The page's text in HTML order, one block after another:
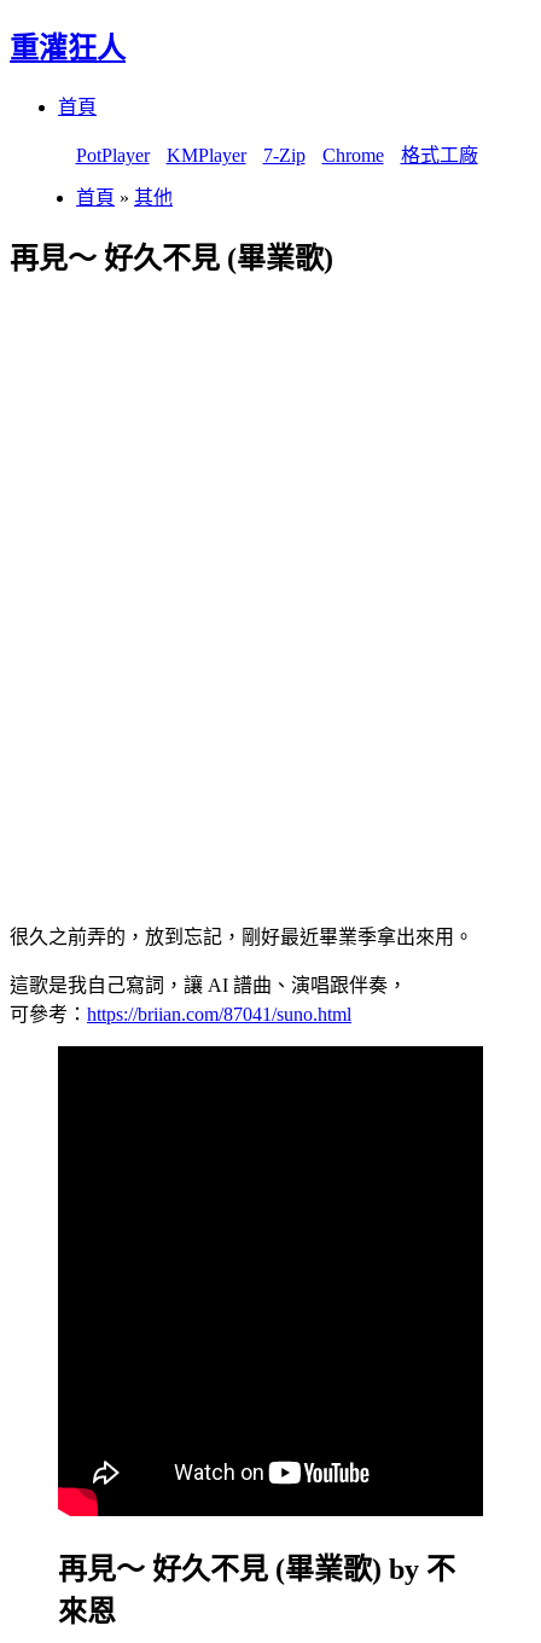
重灌狂人
首頁
PotPlayer KMPlayer 7-Zip Chrome 格式工廠
首頁 » 其他
再見～ 好久不見 (畢業歌)
很久之前弄的，放到忘記，剛好最近畢業季拿出來用。
這歌是我自己寫詞，讓 AI 譜曲、演唱跟伴奏，
可參考： https://briian.com/87041/suno.html
再見～ 好久不見 (畢業歌) by 不
來恩